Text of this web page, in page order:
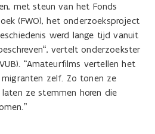
met steun van het Fonds
(FWO), het onderzoeksproject
werd lange tijd vanuit
vertelt onderzoekster
“Amateurfilms vertellen het
zelf. Zo tonen ze
ze stemmen horen die